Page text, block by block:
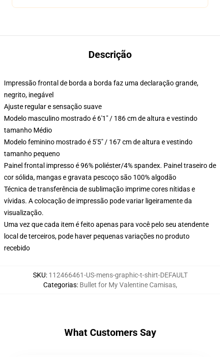
Descrição
Impressão frontal de borda a borda faz uma declaração grande,
negrito, inegável
Ajuste regular e sensação suave
Modelo masculino mostrado é 6'1" / 186 cm de altura e vestindo
tamanho Médio
Modelo feminino mostrado é 5'5" / 167 cm de altura e vestindo
tamanho pequeno
Painel frontal impresso é 96% poliéster/4% spandex. Painel traseiro de
cor sólida, mangas e gravata pescoço são 100% algodão
Técnica de transferência de sublimação imprime cores nítidas e
vívidas. A colocação de impressão pode variar ligeiramente da
visualização.
Uma vez que cada item é feito apenas para você pelo seu atendente
local de terceiros, pode haver pequenas variações no produto
recebido
SKU: 112466461-US-mens-graphic-t-shirt-DEFAULT
Categorias: Bullet for My Valentine Camisas,
What Customers Say